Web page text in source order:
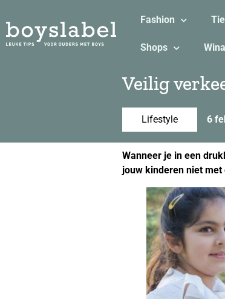
Fashion
Shops
Veilig
Lifestyle 6
Wanneer je in een
jouw kinderen niet